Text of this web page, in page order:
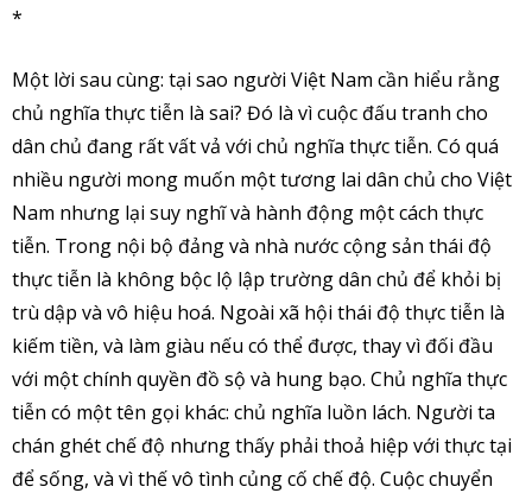
*
Một lời sau cùng: tại sao người Việt Nam cần hiểu rằng
chủ nghĩa thực tiễn là sai? Đó là vì cuộc đấu tranh cho
dân chủ đang rất vất vả với chủ nghĩa thực tiễn. Có quá
nhiều người mong muốn một tương lai dân chủ cho Việt
Nam nhưng lại suy nghĩ và hành động một cách thực
tiễn. Trong nội bộ đảng và nhà nước cộng sản thái độ
thực tiễn là không bộc lộ lập trường dân chủ để khỏi bị
trù dập và vô hiệu hoá. Ngoài xã hội thái độ thực tiễn là
kiếm tiền, và làm giàu nếu có thể được, thay vì đối đầu
với một chính quyền đồ sộ và hung bạo. Chủ nghĩa thực
tiễn có một tên gọi khác: chủ nghĩa luồn lách. Người ta
chán ghét chế độ nhưng thấy phải thoả hiệp với thực tại
để sống, và vì thế vô tình củng cố chế độ. Cuộc chuyển